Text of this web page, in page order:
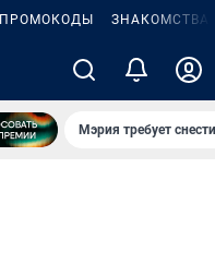
ПРОМОКОДЫ ЗНАКОМСТВА
Мэрия требует